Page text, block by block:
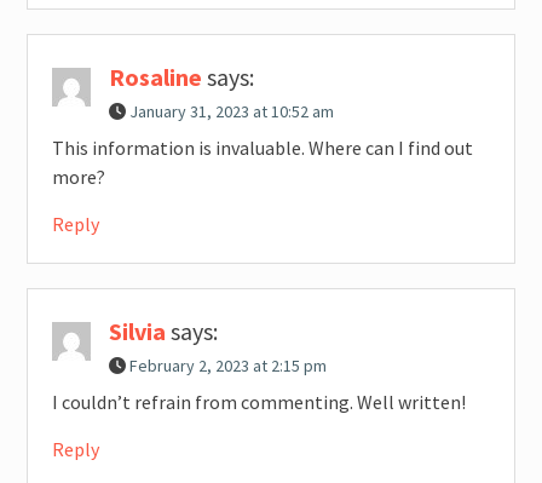
Rosaline says:
January 31, 2023 at 10:52 am
This information is invaluable. Where can I find out
more?
Reply
Silvia says:
February 2, 2023 at 2:15 pm
I couldn’t refrain from commenting. Well written!
Reply